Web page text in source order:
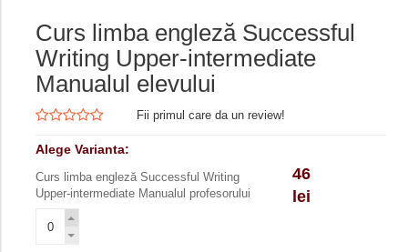
Curs limba engleză Successful
Writing Upper-intermediate
Manualul elevului
Fii primul care da un review!
Alege Varianta:
Curs limba engleză Successful Writing
Upper-intermediate Manualul profesorului
46
lei